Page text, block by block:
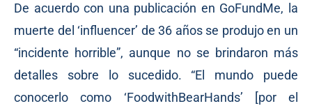
De acuerdo con una publicación en GoFundMe, la
muerte del ‘influencer’ de 36 años se produjo en un
“incidente horrible”, aunque no se brindaron más
detalles sobre lo sucedido. “El mundo puede
conocerlo como ‘FoodwithBearHands’ [por el